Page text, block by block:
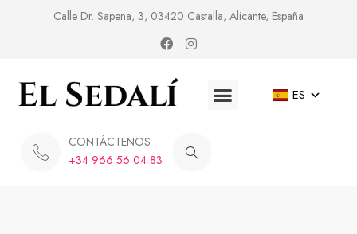
Calle Dr. Sapena, 3, 03420 Castalla, Alicante, España
ES
CONTÁCTENOS
+34 966 56 04 83